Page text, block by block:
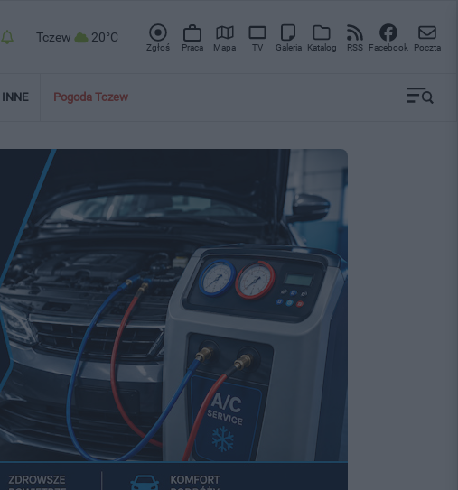
Tczew 20°C
Zgłoś Praca Mapa TV Galeria Katalog RSS Facebook Poczta
INNE Pogoda Tczew